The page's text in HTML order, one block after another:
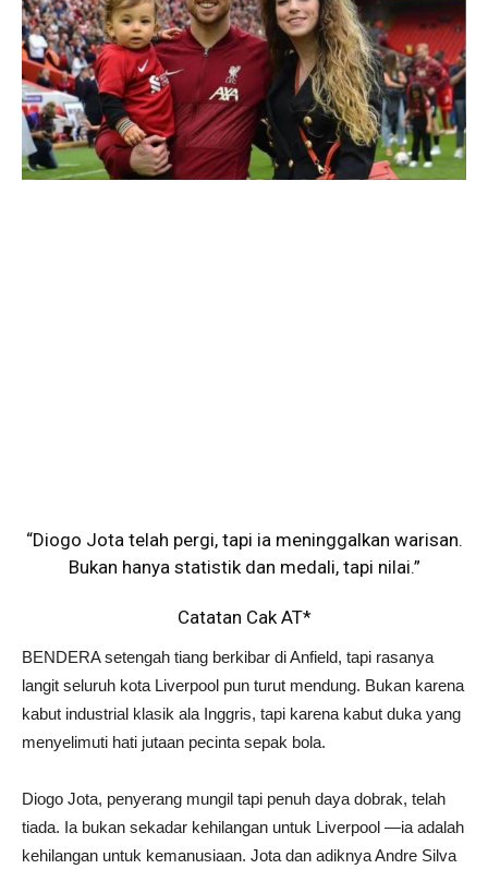
“Diogo Jota telah pergi, tapi ia meninggalkan warisan.
Bukan hanya statistik dan medali, tapi nilai.”
Catatan Cak AT*
BENDERA setengah tiang berkibar di Anfield, tapi rasanya
langit seluruh kota Liverpool pun turut mendung. Bukan karena
kabut industrial klasik ala Inggris, tapi karena kabut duka yang
menyelimuti hati jutaan pecinta sepak bola.
Diogo Jota, penyerang mungil tapi penuh daya dobrak, telah
tiada. Ia bukan sekadar kehilangan untuk Liverpool —ia adalah
kehilangan untuk kemanusiaan. Jota dan adiknya Andre Silva